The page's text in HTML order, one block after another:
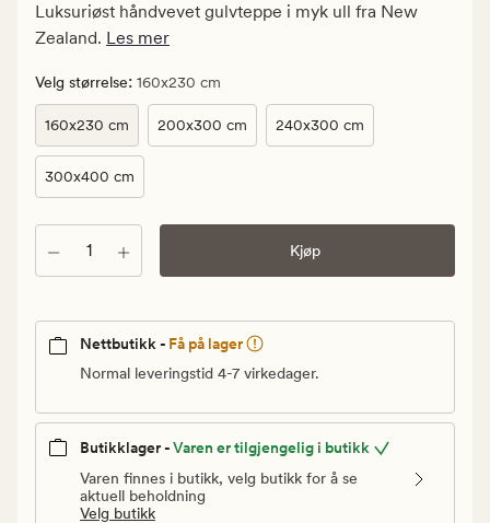
pris
6
999,90
kr
Luksuriøst håndvevet gulvteppe i myk ull fra New
Zealand. Les mer
Velg størrelse: 160x230 cm
160x230 cm 200x300 cm 240x300 cm
300x400 cm
Antall Kjøp
Nettbutikk - Få på lager
Normal leveringstid 4-7 virkedager.
Butikklager -Varen er tilgjengelig i butikk
Varen finnes i butikk, velg butikk for å se
aktuell beholdning
Velg butikk